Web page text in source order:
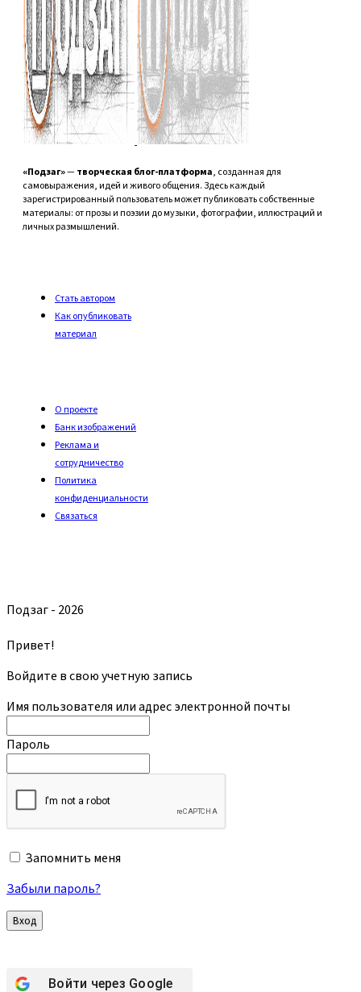
«Подзаг»— творческая блог-платформа, созданная для
самовыражения, идей и живого общения. Здесь каждый
зарегистрированный пользователь может публиковать собственные
материалы: от прозы и поэзии до музыки, фотографии, иллюстраций и
личных размышлений.
Стать автором
Как опубликовать
материал
О проекте
Банк изображений
Реклама и
сотрудничество
Политика
конфиденциальности
Связаться
Подзаг - 2026
Привет!
Войдите в свою учетную запись
Имя пользователя или адрес электронной почты
Пароль
Запомнить меня
Забыли пароль?
Войти через Google